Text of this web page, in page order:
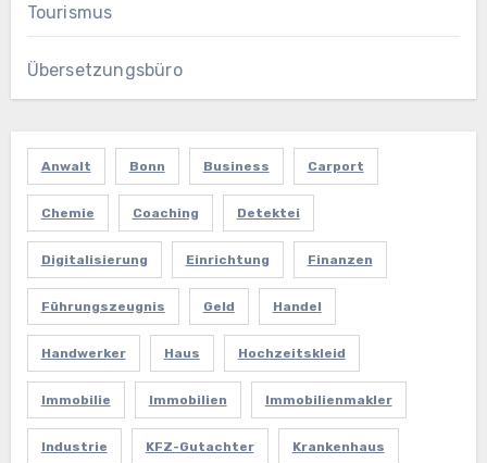
Tourismus
Übersetzungsbüro
Anwalt Bonn Business Carport
Chemie Coaching Detektei
Digitalisierung Einrichtung Finanzen
Führungszeugnis Geld Handel
Handwerker Haus Hochzeitskleid
Immobilie Immobilien Immobilienmakler
Industrie KFZ-Gutachter Krankenhaus